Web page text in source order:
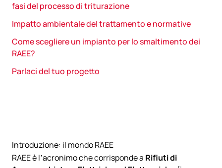
fasi del processo di triturazione
Impatto ambientale del trattamento e normative
Come scegliere un impianto per lo smaltimento dei
RAEE?
Parlaci del tuo progetto
Introduzione: il mondo RAEE
RAEE è l’acronimo che corrisponde a Rifiuti di